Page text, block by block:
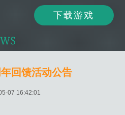
下载游戏
回馈活动公告
07 16:42:01